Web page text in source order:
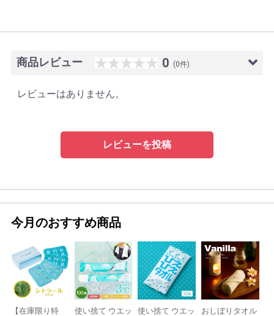
商品レビュー 0 (0件)
レビューはありません。
レビューを投稿
今月のおすすめ商品
【在庫限り特
使い捨て ウエッ
使い捨て ウエッ
おしぼりタオル